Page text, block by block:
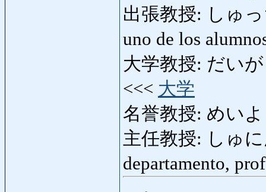
出張教授: しゅっ
uno de los
大学教授: だい
<<< 大学
名誉教授: めい
主任教授: しゅに
departamento,